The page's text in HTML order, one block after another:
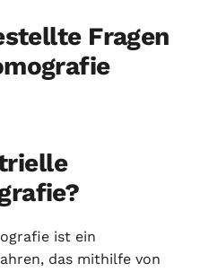
Fragen
ist ein
das mithilfe von